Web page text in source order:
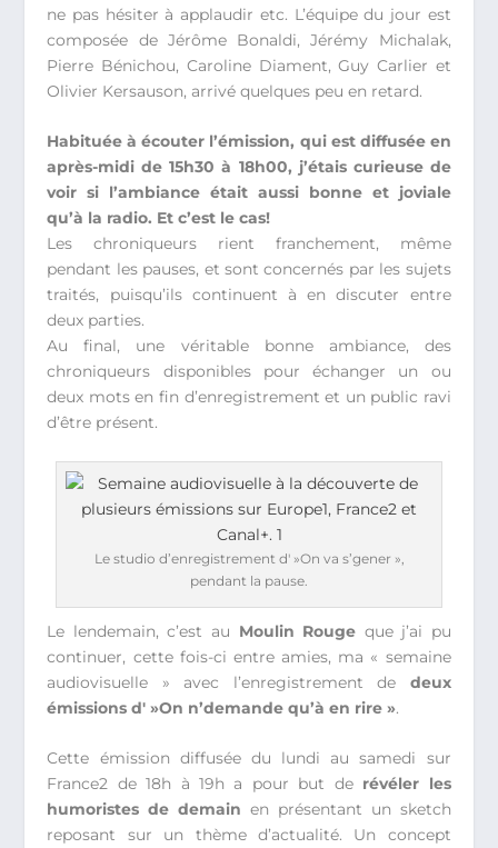
ne pas hésiter à applaudir etc. L’équipe du jour est
composée de Jérôme Bonaldi, Jérémy Michalak,
Pierre Bénichou, Caroline Diament, Guy Carlier et
Olivier Kersauson, arrivé quelques peu en retard.
Habituée à écouter l’émission, qui est diffusée en
après-midi de 15h30 à 18h00, j’étais curieuse de
voir si l’ambiance était aussi bonne et joviale
qu’à la radio. Et c’est le cas!
Les chroniqueurs rient franchement, même
pendant les pauses, et sont concernés par les sujets
traités, puisqu’ils continuent à en discuter entre
deux parties.
Au final, une véritable bonne ambiance, des
chroniqueurs disponibles pour échanger un ou
deux mots en fin d’enregistrement et un public ravi
d’être présent.
Le studio d’enregistrement d' »On va s’gener »,
pendant la pause.
Le lendemain, c’est au Moulin Rouge que j’ai pu
continuer, cette fois-ci entre amies, ma « semaine
audiovisuelle » avec l’enregistrement de deux
émissions d' »On n’demande qu’à en rire ».
Cette émission diffusée du lundi au samedi sur
France2 de 18h à 19h a pour but derévéler les
humoristes de demain en présentant un sketch
reposant sur un thème d’actualité. Un concept